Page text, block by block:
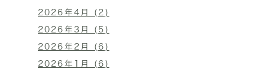
2026年4月 (2)
2026年3月 (5)
2026年2月 (6)
2026年1月 (6)